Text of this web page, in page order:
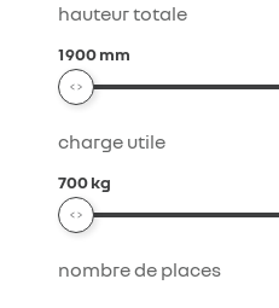
hauteur totale
1 900 mm
charge utile
700 kg
nombre de places